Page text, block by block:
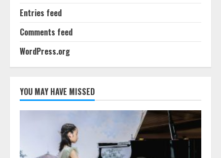
Entries feed
Comments feed
WordPress.org
YOU MAY HAVE MISSED